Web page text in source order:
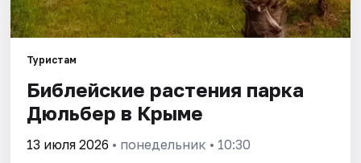
Туристам
Библейские растения парка
Дюльбер в Крыме
13 июля 2026 • понедельник • 10:30